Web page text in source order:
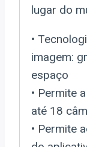
lugar do
•
imagem:
espaço
• Permite
até 18
• Permite